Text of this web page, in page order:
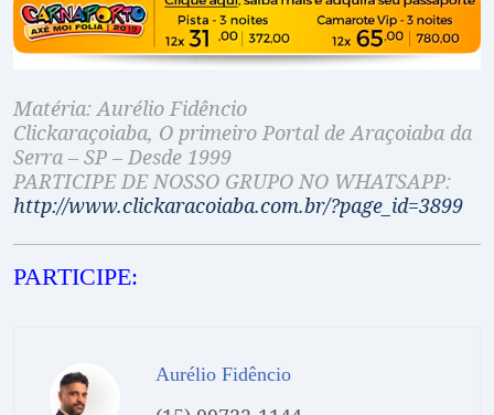
Matéria: Aurélio Fidêncio
Clickaraçoiaba, O primeiro Portal de Araçoiaba da
Serra – SP – Desde 1999
PARTICIPE DE NOSSO GRUPO NO WHATSAPP:
http://www.clickaracoiaba.com.br/?page_id=3899
PARTICIPE:
Aurélio Fidêncio